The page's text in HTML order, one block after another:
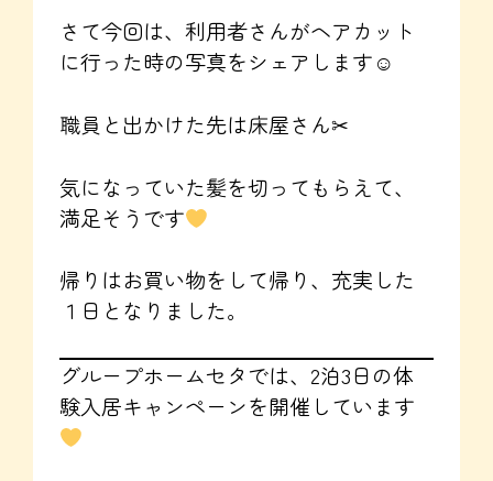
さて今回は、利用者さんがヘアカット
に行った時の写真をシェアします☺
職員と出かけた先は床屋さん✂
気になっていた髪を切ってもらえて、
満足そうです
帰りはお買い物をして帰り、充実した
１日となりました。
グループホームセタでは、2泊3日の体
験入居キャンペーンを開催しています